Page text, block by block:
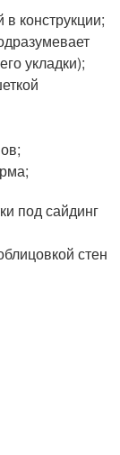
конструкции;
укладки);
под сайдинг
стен